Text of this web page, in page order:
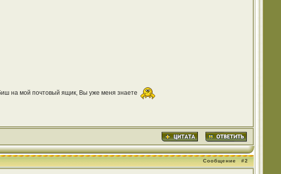
на мой почтовый ящик, Вы уже меня знаете
Сообщение #2